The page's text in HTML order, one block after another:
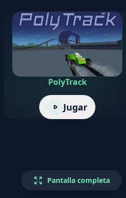
PolyTrack
Jugar
Pantalla completa